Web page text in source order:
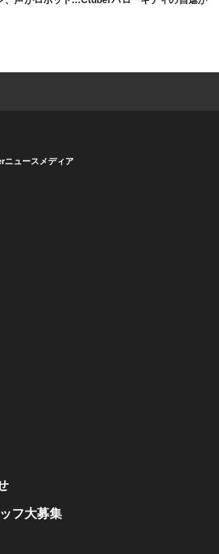
ニュースメディア
フ大募集